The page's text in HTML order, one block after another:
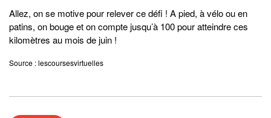
Allez, on se motive pour relever ce défi ! A pied, à vélo ou en
patins, on bouge et on compte jusqu’à 100 pour atteindre ces
kilomètres au mois de juin !
Source : lescoursesvirtuelles